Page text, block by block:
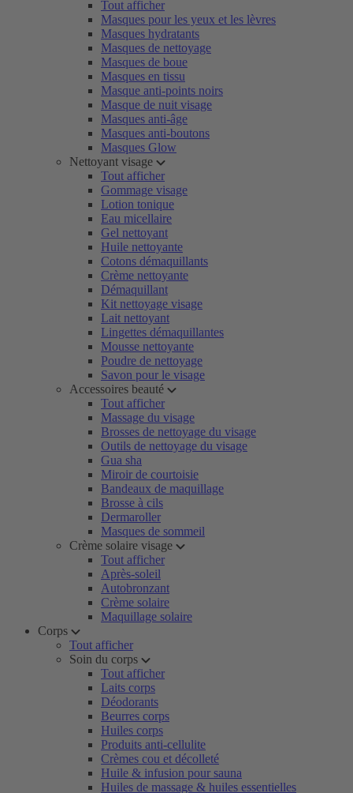
Tout afficher
Masques pour les yeux et les lèvres
Masques hydratants
Masques de nettoyage
Masques de boue
Masques en tissu
Masque anti-points noirs
Masque de nuit visage
Masques anti-âge
Masques anti-boutons
Masques Glow
Nettoyant visage
Tout afficher
Gommage visage
Lotion tonique
Eau micellaire
Gel nettoyant
Huile nettoyante
Cotons démaquillants
Crème nettoyante
Démaquillant
Kit nettoyage visage
Lait nettoyant
Lingettes démaquillantes
Mousse nettoyante
Poudre de nettoyage
Savon pour le visage
Accessoires beauté
Tout afficher
Massage du visage
Brosses de nettoyage du visage
Outils de nettoyage du visage
Gua sha
Miroir de courtoisie
Bandeaux de maquillage
Brosse à cils
Dermaroller
Masques de sommeil
Crème solaire visage
Tout afficher
Après-soleil
Autobronzant
Crème solaire
Maquillage solaire
Corps
Tout afficher
Soin du corps
Tout afficher
Laits corps
Déodorants
Beurres corps
Huiles corps
Produits anti-cellulite
Crèmes cou et décolleté
Huile & infusion pour sauna
Huiles de massage & huiles essentielles